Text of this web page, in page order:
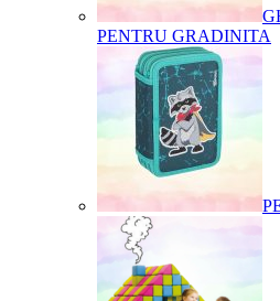
PENTRU GRADINITA